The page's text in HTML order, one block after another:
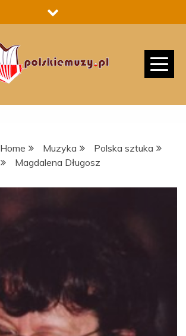
Home Muzyka
Polska sztuka
Magdalena Długosz